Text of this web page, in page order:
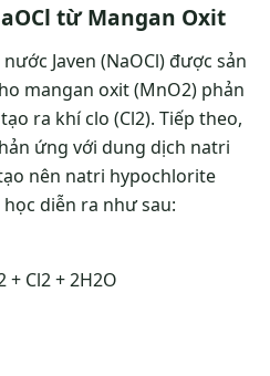
từ Mangan Oxit
Javen (NaOCl) được sản
mangan oxit (MnO2) phản
ra khí clo (Cl2). Tiếp theo,
ứng với dung dịch natri
nên natri hypochlorite
diễn ra như sau:
Cl2 + 2H2O